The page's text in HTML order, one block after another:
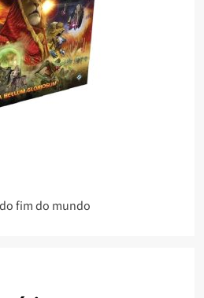
fim do mundo